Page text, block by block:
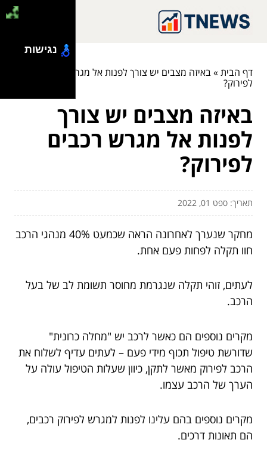
דף הבית»באיזה מצבים יש צורך לפנות אל מגרש רכבים
לפירוק?
באיזה מצבים יש צורך
לפנות אל מגרש רכבים
לפירוק?
תאריך: ספט 01, 2022
מחקר שנערך לאחרונה הראה שכמעט 40% מנהגי הרכב
חוו תקלה לפחות פעם אחת.
לעתים, זוהי תקלה שנגרמת מחוסר תשומת לב של בעל
הרכב.
מקרים נוספים הם כאשר לרכב יש "מחלה כרונית"
שדורשת טיפול תכוף מידי פעם – לעתים עדיף לשלוח את
הרכב לפירוק מאשר לתקן, כיוון שעלות הטיפול עולה על
הערך של הרכב עצמו.
מקרים נוספים בהם עלינו לפנות למגרש לפירוק רכבים,
הם תאונות דרכים.
נגישות